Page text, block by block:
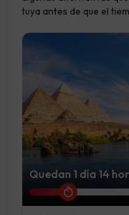
tuya antes de que el
Quedan 1 día 14